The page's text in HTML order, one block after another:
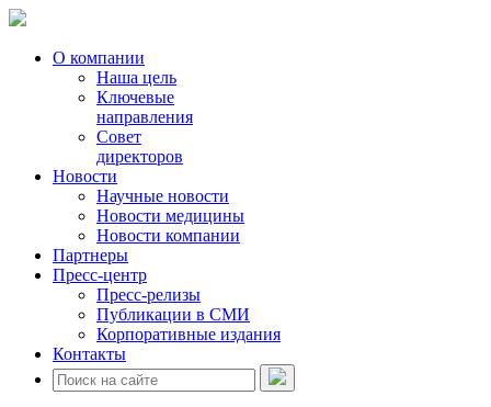
О компании
Наша цель
Ключевые
направления
Совет
директоров
Новости
Научные новости
Новости медицины
Новости компании
Партнеры
Пресс-центр
Пресс-релизы
Публикации в СМИ
Корпоративные издания
Контакты